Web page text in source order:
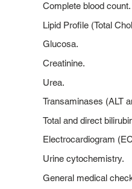
Complete blood count.
Lipid Profile (Total
Glucosa.
Creatinine.
Urea.
Transaminases (ALT
Total and direct
Electrocardiogram
Urine cytochemistry.
General medical